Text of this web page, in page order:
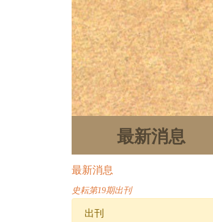
最新消息
最新消息
史耘第19期出刊
出刊